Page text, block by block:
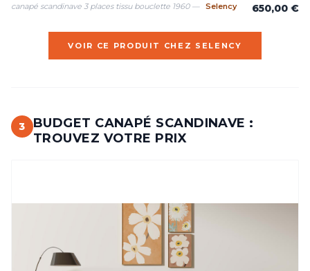
canapé scandinave 3 places tissu bouclette 1960 — Selency 650,00 €
VOIR CE PRODUIT CHEZ SELENCY
3
BUDGET CANAPÉ SCANDINAVE :
TROUVEZ VOTRE PRIX